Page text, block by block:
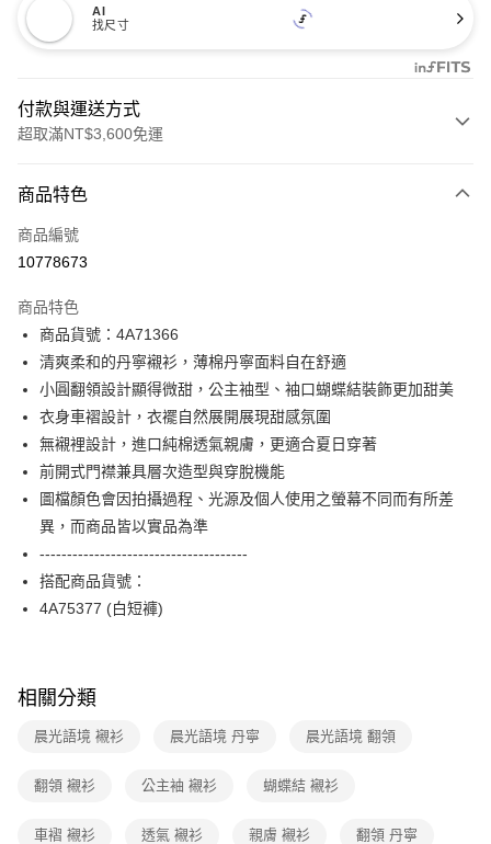
AI
找尺寸
付款與運送方式
超取滿NT$3,600免運
信用卡一次付款
信用卡分期付款
合作金庫商業銀行
華南商業銀行
上海商業儲蓄銀行
台北富邦商業銀行
國泰世華商業銀行
兆豐國際商業銀行
臺灣中小企業銀行
台中商業銀行
匯豐（台灣）商業銀行
華泰商業銀行
聯邦商業銀行
遠東國際商業銀行
元大商業銀行
永豐商業銀行
玉山商業銀行
星展（台灣）商業銀行
台新國際商業銀行
超商取貨付款
LINE Pay
Apple Pay
街口支付
【關於「AFTEE先享後付」】
AFTEE先享後付是「在收到商品之後才付款」的支付方式。 讓您購物簡單
便利好安心！
１．簡單：不需註冊會員、不需綁卡、不需儲值。
２．便利：只要手機號碼，簡訊認證，即可結帳。
１．於結帳方式選擇「AFTEE先享後付」後，將跳轉至「AFTEE先享後付」
２．訂單成立數日內，您將收到繳費通知簡訊。
ATM／網路銀行／等多元方式進行付款，方視為交易完成。
※ 請注意：結帳手續完成當下不需立刻繳費，但若您需要取消訂單，請聯絡
後付繳納相關費用。
ATM付款
運送方式
每筆NT$90，滿NT$3,600(含以上)免運費
7-11取貨付款
商品特色
商品編號
10778673
商品特色
商品貨號：4A71366
清爽柔和的丹寧襯衫，薄棉丹寧面料自在舒適
小圓翻領設計顯得微甜，公主袖型、袖口蝴蝶結裝飾更加甜美
衣身車褶設計，衣襬自然展開展現甜感氛圍
無襯裡設計，進口純棉透氣親膚，更適合夏日穿著
前開式門襟兼具層次造型與穿脫機能
圖檔顏色會因拍攝過程、光源及個人使用之螢幕不同而有所差
異，而商品皆以實品為準
--------------------------------------
搭配商品貨號：
4A75377 (白短褲)
相關分類
晨光語境 襯衫 晨光語境 丹寧 晨光語境 翻領
翻領 襯衫 公主袖 襯衫 蝴蝶結 襯衫
車褶 襯衫 透氣 襯衫 親膚 襯衫 翻領 丹寧